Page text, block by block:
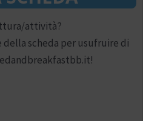
attività?
della scheda per usufruire di